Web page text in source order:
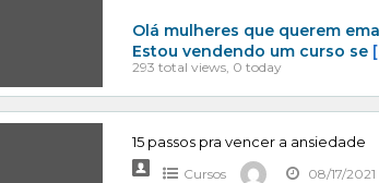
Olá mulheres que querem
Estou vendendo um curso se
293 total views, 0 today
15 passos pra vencer a ansiedade
Cursos 08/17/2021